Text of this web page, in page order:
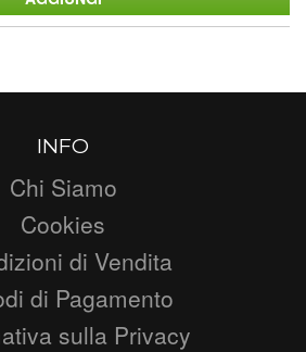
INFO
Chi Siamo
Cookies
di Vendita
di Pagamento
sulla Privacy